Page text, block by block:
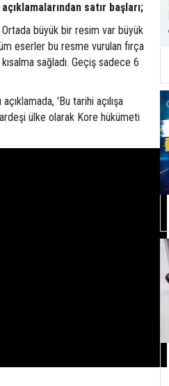
açıklamalarından satır başları;
Ortada büyük bir resim var büyük
eserler bu resme vurulan fırça
sağladı. Geçiş sadece 6
'Bu tarihi açılışa
ülke olarak Kore hükümeti